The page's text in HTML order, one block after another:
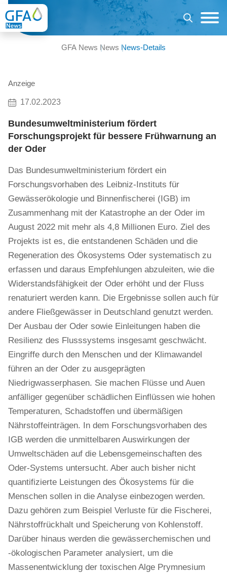
GFA News News News-Details
Anzeige
17.02.2023
Bundesumweltministerium fördert
Forschungsprojekt für bessere Frühwarnung an
der Oder
Das Bundesumweltministerium fördert ein
Forschungsvorhaben des Leibniz-Instituts für
Gewässerökologie und Binnenfischerei (IGB) im
Zusammenhang mit der Katastrophe an der Oder im
August 2022 mit mehr als 4,8 Millionen Euro. Ziel des
Projekts ist es, die entstandenen Schäden und die
Regeneration des Ökosystems Oder systematisch zu
erfassen und daraus Empfehlungen abzuleiten, wie die
Widerstandsfähigkeit der Oder erhöht und der Fluss
renaturiert werden kann. Die Ergebnisse sollen auch für
andere Fließgewässer in Deutschland genutzt werden.
Der Ausbau der Oder sowie Einleitungen haben die
Resilienz des Flusssystems insgesamt geschwächt.
Eingriffe durch den Menschen und der Klimawandel
führen an der Oder zu ausgeprägten
Niedrigwasserphasen. Sie machen Flüsse und Auen
anfälliger gegenüber schädlichen Einflüssen wie hohen
Temperaturen, Schadstoffen und übermäßigen
Nährstoffeinträgen. In dem Forschungsvorhaben des
IGB werden die unmittelbaren Auswirkungen der
Umweltschäden auf die Lebensgemeinschaften des
Oder-Systems untersucht. Aber auch bisher nicht
quantifizierte Leistungen des Ökosystems für die
Menschen sollen in die Analyse einbezogen werden.
Dazu gehören zum Beispiel Verluste für die Fischerei,
Nährstoffrückhalt und Speicherung von Kohlenstoff.
Darüber hinaus werden die gewässerchemischen und
-ökologischen Parameter analysiert, um die
Massenentwicklung der toxischen Alge Prymnesium